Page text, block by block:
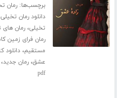
برچسب‌ها:رمان
دانلود رمان تخیلی
تخیلی،رمان های
رمان فرای زمین
مستقیم،دانلود
عشق،رمان جدید
pdf